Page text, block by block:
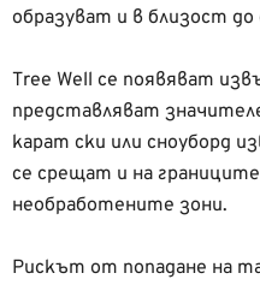
образуват и в близост
Tree Well се появяват
представляват
карат ски или сноуборд
се срещат и на
необработените зони.
Рискът от попадане на